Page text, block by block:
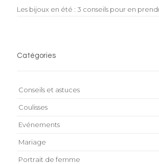
Les bijoux en été : 3 conseils pour en
Catégories
Conseils et astuces
Coulisses
Evénements
Mariage
Portrait de femme